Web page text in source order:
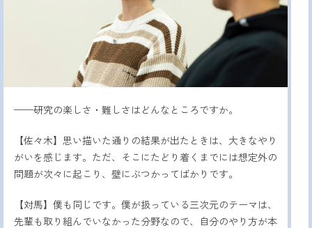
——研究の楽しさ・難しさはどんなところですか。
【佐々木】思い描いた通りの結果が出たときは、大きなやり
がいを感じます。ただ、そこにたどり着くまでには想定外の
問題が次々に起こり、壁にぶつかってばかりです。
【対馬】僕も同じです。僕が扱っている三次元のテーマは、
先輩も取り組んでいなかった分野なので、自分のやり方が本